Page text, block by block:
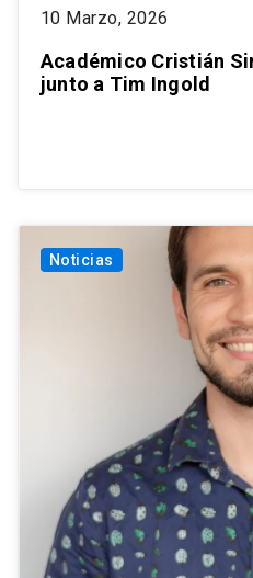
10 Marzo, 2026
Académico Cristián
junto a Tim Ingold
Noticias